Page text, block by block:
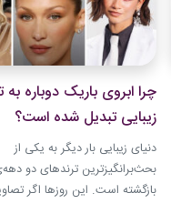
چرا ابروی باریک دوباره به
زیبایی تبدیل شده است؟
دنیای زیبایی بار دیگر به یکی از
بحث‌برانگیزترین ترندهای دو
بازگشته است. این روزها اگر